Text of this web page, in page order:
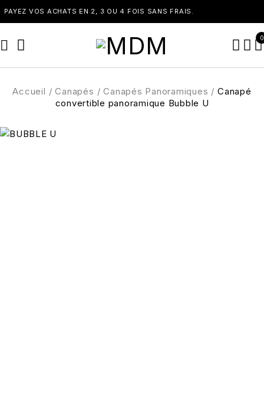
ACHATS EN 2, 3 OU 4 FOIS SANS FRAIS.
0
Accueil / Canapés / Canapés Panoramiques / Canapé
convertible panoramique Bubble U